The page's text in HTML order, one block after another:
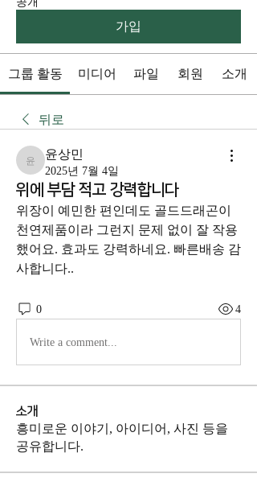
가입
그룹 활동 미디어 파일 회원 소개
뒤로
윤상민
윤상민
2025년 7월 4일
위에 부담 적고 강력합니다
위장이 예민한 편인데도 골드드래곤이
천연제품이라 그런지 문제 없이 잘 작용
했어요. 효과도 강력하네요. 빠른배송 감
사합니다..
0 4
Write a comment...
소개
흥미로운 이야기, 아이디어, 사진 등을
공유합니다.